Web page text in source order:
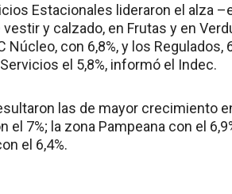
Estacionales lideraron el alza
y calzado, en Frutas y en
con 6,8%, y los Regulados,
el 5,8%, informó el Indec.
las de mayor crecimiento
el 7%; la zona Pampeana con el
el 6,4%.